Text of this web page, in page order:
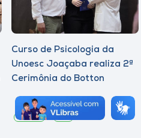
Curso de Psicologia da
Unoesc Joaçaba realiza 2ª
Cerimônia do Botton
Graduação Notícia